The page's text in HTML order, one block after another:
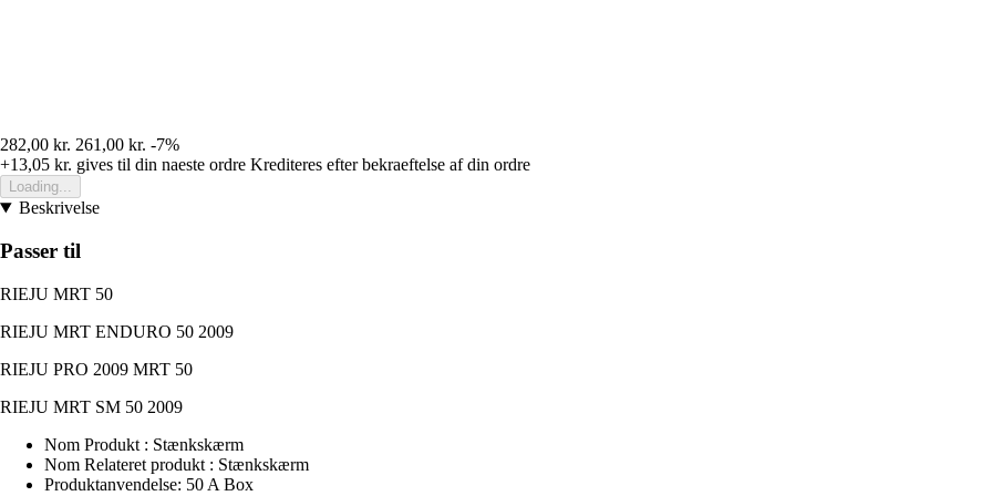
282,00 kr. 261,00 kr. -7%
+13,05 kr. gives til din naeste ordre Krediteres efter bekraeftelse af din ordre
Loading...
Beskrivelse
Passer til
RIEJU MRT 50
RIEJU MRT ENDURO 50 2009
RIEJU PRO 2009 MRT 50
RIEJU MRT SM 50 2009
Nom Produkt : Stænkskærm
Nom Relateret produkt : Stænkskærm
Produktanvendelse: 50 A Box